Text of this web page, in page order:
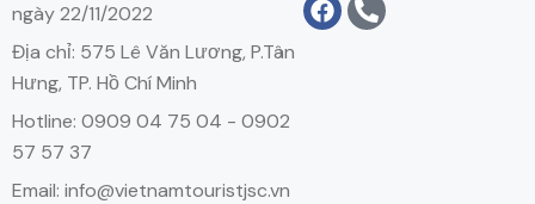
ngày 22/11/2022
Địa chỉ: 575 Lê Văn Lương, P.Tân
Hưng, TP. Hồ Chí Minh
Hotline: 0909 04 75 04 - 0902
57 57 37
Email: info@vietnamtouristjsc.vn